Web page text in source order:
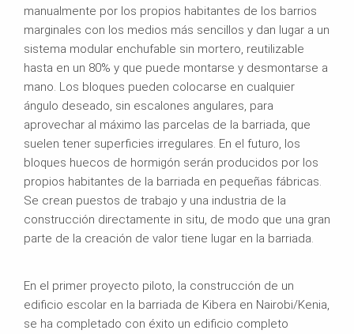
manualmente por los propios habitantes de los barrios
marginales con los medios más sencillos y dan lugar a un
sistema modular enchufable sin mortero, reutilizable
hasta en un 80% y que puede montarse y desmontarse a
mano. Los bloques pueden colocarse en cualquier
ángulo deseado, sin escalones angulares, para
aprovechar al máximo las parcelas de la barriada, que
suelen tener superficies irregulares. En el futuro, los
bloques huecos de hormigón serán producidos por los
propios habitantes de la barriada en pequeñas fábricas.
Se crean puestos de trabajo y una industria de la
construcción directamente in situ, de modo que una gran
parte de la creación de valor tiene lugar en la barriada.
En el primer proyecto piloto, la construcción de un
edificio escolar en la barriada de Kibera en Nairobi/Kenia,
se ha completado con éxito un edificio completo